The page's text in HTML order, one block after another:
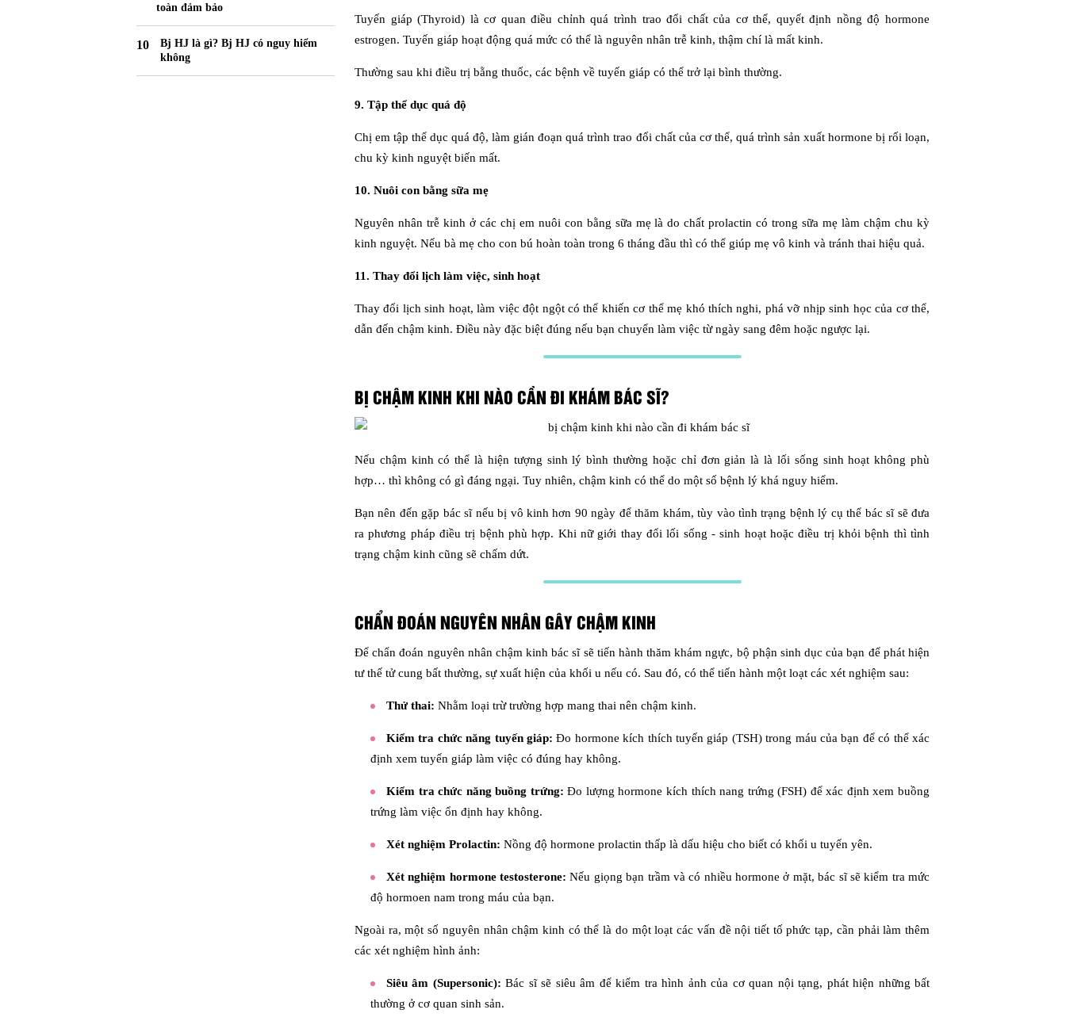
Tuyến giáp (Thyroid) là cơ quan điều chỉnh quá trình trao đổi chất của cơ thể, quyết định nồng độ hormone
estrogen. Tuyến giáp hoạt động quá mức có thể là nguyên nhân trễ kinh, thậm chí là mất kinh.
Thường sau khi điều trị bằng thuốc, các bệnh về tuyến giáp có thể trở lại bình thường.
9. Tập thể dục quá độ
Chị em tập thể dục quá độ, làm gián đoạn quá trình trao đổi chất của cơ thể, quá trình sản xuất hormone bị rối loạn,
chu kỳ kinh nguyệt biến mất.
10. Nuôi con bằng sữa mẹ
Nguyên nhân trễ kinh ở các chị em nuôi con bằng sữa mẹ là do chất prolactin có trong sữa mẹ làm chậm chu kỳ
kinh nguyệt. Nếu bà mẹ cho con bú hoàn toàn trong 6 tháng đầu thì có thể giúp mẹ vô kinh và tránh thai hiệu quả.
11. Thay đổi lịch làm việc, sinh hoạt
Thay đổi lịch sinh hoạt, làm việc đột ngột có thể khiến cơ thể mẹ khó thích nghi, phá vỡ nhịp sinh học của cơ thể,
dẫn đến chậm kinh. Điều này đặc biệt đúng nếu bạn chuyển làm việc từ ngày sang đêm hoặc ngược lại.
BỊ CHẬM KINH KHI NÀO CẦN ĐI KHÁM BÁC SĨ?
Nếu chậm kinh có thể là hiện tượng sinh lý bình thường hoặc chỉ đơn giản là là lối sống sinh hoạt không phù
hợp… thì không có gì đáng ngại. Tuy nhiên, chậm kinh có thể do một số bệnh lý khá nguy hiểm.
Bạn nên đến gặp bác sĩ nếu bị vô kinh hơn 90 ngày để thăm khám, tùy vào tình trạng bệnh lý cụ thể bác sĩ sẽ đưa
ra phương pháp điều trị bệnh phù hợp. Khi nữ giới thay đổi lối sống - sinh hoạt hoặc điều trị khỏi bệnh thì tình
trạng chậm kinh cũng sẽ chấm dứt.
CHẨN ĐOÁN NGUYÊN NHÂN GÂY CHẬM KINH
Để chẩn đoán nguyên nhân chậm kinh bác sĩ sẽ tiến hành thăm khám ngực, bộ phận sinh dục của bạn để phát hiện
tư thế tử cung bất thường, sự xuất hiện của khối u nếu có. Sau đó, có thể tiến hành một loạt các xét nghiệm sau:
Thử thai: Nhằm loại trừ trường hợp mang thai nên chậm kinh.
Kiểm tra chức năng tuyến giáp: Đo hormone kích thích tuyến giáp (TSH) trong máu của bạn để có thể xác
định xem tuyến giáp làm việc có đúng hay không.
Kiểm tra chức năng buồng trứng: Đo lượng hormone kích thích nang trứng (FSH) để xác định xem buồng
trứng làm việc ổn định hay không.
Xét nghiệm Prolactin: Nồng độ hormone prolactin thấp là dấu hiệu cho biết có khối u tuyến yên.
Xét nghiệm hormone testosterone: Nếu giọng bạn trầm và có nhiều hormone ở mặt, bác sĩ sẽ kiểm tra mức
độ hormoen nam trong máu của bạn.
Ngoài ra, một số nguyên nhân chậm kinh có thể là do một loạt các vấn đề nội tiết tố phức tạp, cần phải làm thêm
các xét nghiệm hình ảnh:
Siêu âm (Supersonic): Bác sĩ sẽ siêu âm để kiểm tra hình ảnh của cơ quan nội tạng, phát hiện những bất
thường ở cơ quan sinh sản.
toàn đảm bảo
Bj HJ là gì? Bj HJ có nguy hiểm
không